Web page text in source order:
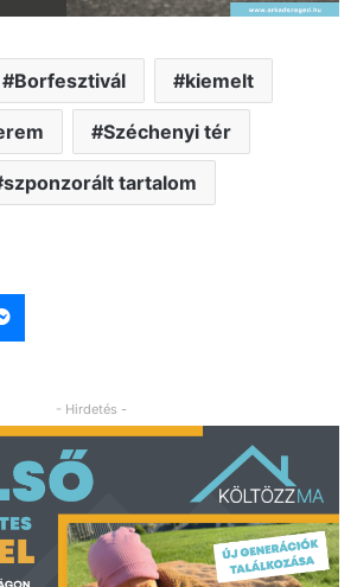
Borfesztivál kiemelt
Széchenyi tér
szponzorált tartalom
- Hirdetés -